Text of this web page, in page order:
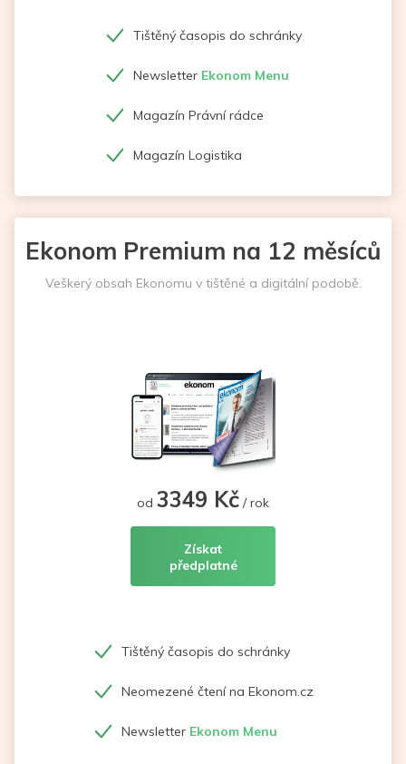
Tištěný časopis do schránky
Newsletter Ekonom Menu
Magazín Právní rádce
Magazín Logistika
Ekonom Premium na 12 měsíců
Veškerý obsah Ekonomu v tištěné a digitální podobě.
od 3349 Kč / rok
Získat
předplatné
Tištěný časopis do schránky
Neomezené čtení na Ekonom.cz
Newsletter Ekonom Menu